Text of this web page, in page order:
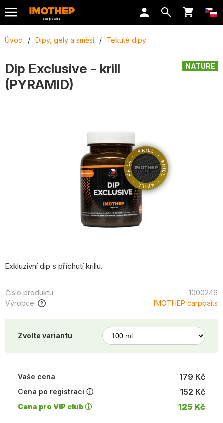
Úvod / Dipy, gely a směsi / Tekuté dipy
NATURE
Dip Exclusive - krill
(PYRAMID)
Exkluzivní dip s příchutí krillu.
Číslo produktu
1000246
Výrobce
IMOTHEP carpbaits
Zvolte variantu
179 Kč
Vaše cena
Cena po registraci ⓘ
152 Kč
Cena pro VIP club ⓘ 125 Kč